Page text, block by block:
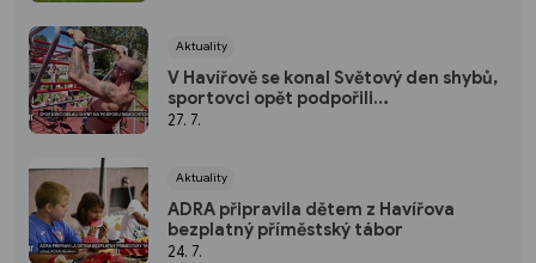
Aktuality
V Havířově se konal Světový den shybů,
sportovci opět podpořili
hendikepované děti
27. 7.
Aktuality
ADRA připravila dětem z Havířova
bezplatný příměstský tábor
24. 7.